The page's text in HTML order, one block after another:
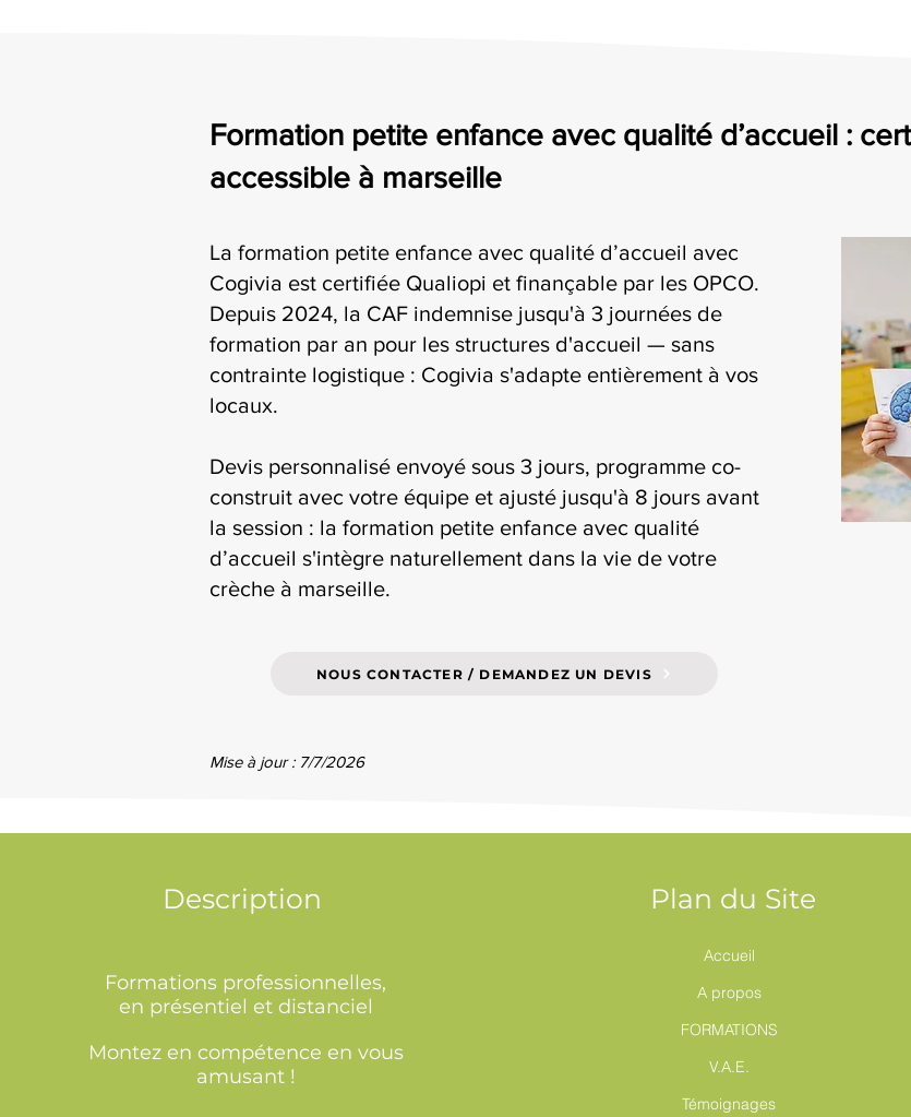
Formation petite enfance avec qualité d’accueil :
accessible à marseille
La formation petite enfance avec qualité d’accueil avec
Cogivia est certifiée Qualiopi et finançable par les OPCO.
Depuis 2024, la CAF indemnise jusqu'à 3 journées de
formation par an pour les structures d'accueil — sans
contrainte logistique : Cogivia s'adapte entièrement à vos
locaux.
Devis personnalisé envoyé sous 3 jours, programme co-
construit avec votre équipe et ajusté jusqu'à 8 jours avant
la session : la formation petite enfance avec qualité
d’accueil s'intègre naturellement dans la vie de votre
crèche à marseille.
NOUS CONTACTER / DEMANDEZ UN DEVIS
Mise à jour : 7/7/2026
Description
Formations professionnelles,
en présentiel et distanciel
Montez en compétence en vous
amusant !
Plan du Site
Accueil
A propos
FORMATIONS
V.A.E.
Témoignages